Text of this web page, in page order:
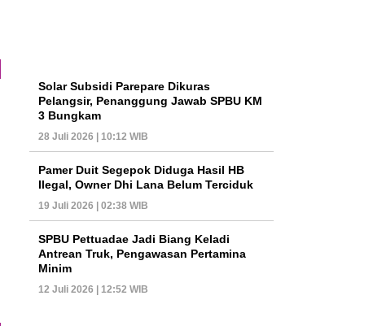
Solar Subsidi Parepare Dikuras
Pelangsir, Penanggung Jawab SPBU KM
3 Bungkam
28 Juli 2026 | 10:12 WIB
Pamer Duit Segepok Diduga Hasil HB
Ilegal, Owner Dhi Lana Belum Terciduk
19 Juli 2026 | 02:38 WIB
SPBU Pettuadae Jadi Biang Keladi
Antrean Truk, Pengawasan Pertamina
Minim
12 Juli 2026 | 12:52 WIB